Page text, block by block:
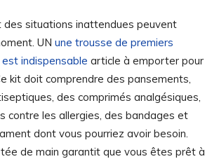
des situations inattendues peuvent
UN une trousse de premiers
indispensable article à emporter pour
kit doit comprendre des pansements,
des comprimés analgésiques,
contre les allergies, des bandages et
dont vous pourriez avoir besoin.
de main garantit que vous êtes prêt à